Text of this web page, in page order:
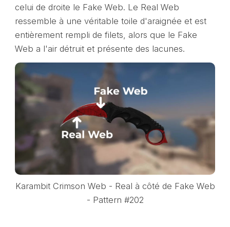
celui de droite le Fake Web. Le Real Web
ressemble à une véritable toile d'araignée et est
entièrement rempli de filets, alors que le Fake
Web a l'air détruit et présente des lacunes.
Karambit Crimson Web - Real à côté de Fake Web
- Pattern #202